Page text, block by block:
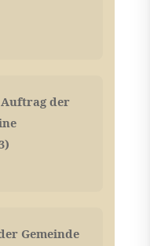
der
Gemeinde